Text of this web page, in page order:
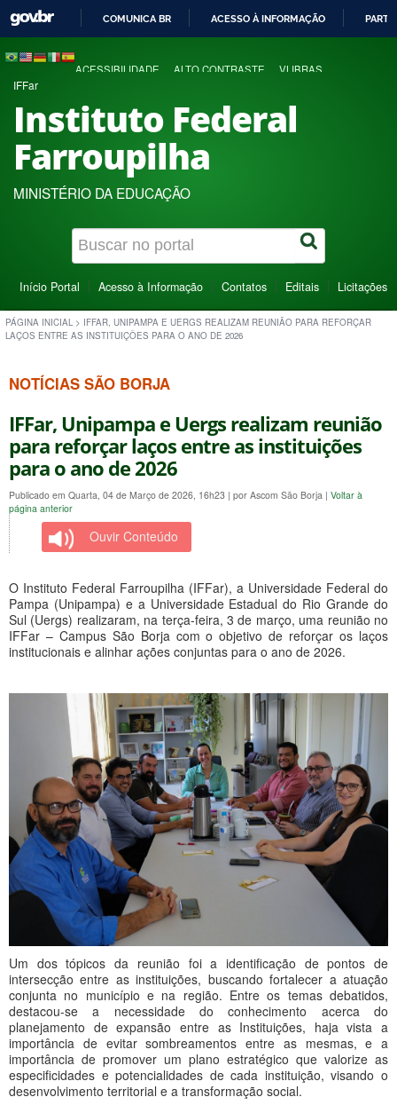
COMUNICA BR ACESSO À INFORMAÇÃO
ACESSIBILIDADE ALTO CONTRASTE VLIBRAS
IFFar
Instituto Federal
Farroupilha
MINISTÉRIO DA EDUCAÇÃO
Início Portal Acesso à Informação Contatos Editais Licitações
PÁGINA INICIAL > IFFAR, UNIPAMPA E UERGS REALIZAM REUNIÃO PARA REFORÇAR
LAÇOS ENTRE AS INSTITUIÇÕES PARA O ANO DE 2026
NOTÍCIAS SÃO BORJA
IFFar, Unipampa e Uergs realizam reunião
para reforçar laços entre as instituições
para o ano de 2026
Publicado em Quarta, 04 de Março de 2026, 16h23 | por Ascom São Borja | Voltar à
página anterior
Ouvir Conteúdo
O Instituto Federal Farroupilha (IFFar), a Universidade Federal do
Pampa (Unipampa) e a Universidade Estadual do Rio Grande do
Sul (Uergs) realizaram, na terça-feira, 3 de março, uma reunião no
IFFar – Campus São Borja com o objetivo de reforçar os laços
institucionais e alinhar ações conjuntas para o ano de 2026.
Um dos tópicos da reunião foi a identificação de pontos de
intersecção entre as instituições, buscando fortalecer a atuação
conjunta no município e na região. Entre os temas debatidos,
destacou-se a necessidade do conhecimento acerca do
planejamento de expansão entre as Instituições, haja vista a
importância de evitar sombreamentos entre as mesmas, e a
importância de promover um plano estratégico que valorize as
especificidades e potencialidades de cada instituição, visando o
desenvolvimento territorial e a transformação social.